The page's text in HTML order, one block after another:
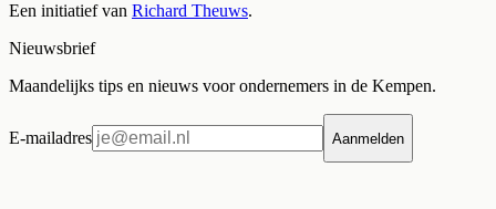
Een initiatief van Richard Theuws.
Nieuwsbrief
Maandelijks tips en nieuws voor ondernemers in de Kempen.
E-mailadres Aanmelden